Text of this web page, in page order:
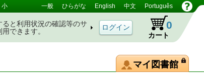
小 一般 ひらがな English 中文 Português
ると利用状況の確認等のサ
できます。
カート
0
マイ図書館